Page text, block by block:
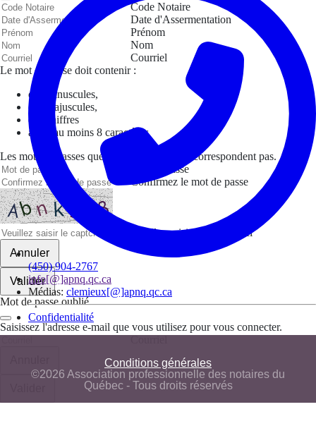
(450) 904-2767
info[@]apnq.qc.ca
Médias: clemieux[@]apnq.qc.ca
Confidentialité
Conditions générales
©2026 Association professionnelle des notaires du
Québec - Tous droits réservés
Code Notaire
Date d'Assermentation
Prénom
Nom
Courriel
Le mot de passe doit contenir :
des minuscules,
des majuscules,
des chiffres
avoir au moins 8 caractères
Les mots de passes que vous avez saisis ne correspondent pas.
Mot de passe
Confirmez le mot de passe
Veuillez saisir le captcha ici
Annuler
Valider
Mot de passe oublié
Saisissez l'adresse e-mail que vous utilisez pour vous connecter.